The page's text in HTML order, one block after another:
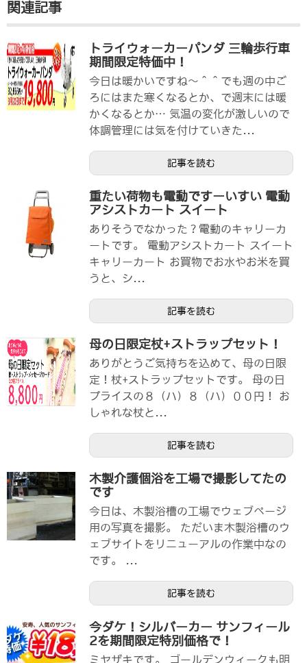
関連記事
トライウォーカーパンダ 三輪歩行車
期間限定特価中！
今日は暖かいですね～＾＾でも週の中ご
ろにはまた寒くなるとか、で週末には暖
かくなるとか… 気温の変化が激しいので
体調管理には気を付けていきた...
記事を読む
重たい荷物も電動ですーいすい 電動
アシストカート スイート
ありそうでなかった？電動のキャリーカ
ートです。 電動アシストカート スイート
キャリーカート お買物でお水やお米を買
うと、シ...
記事を読む
母の日限定杖+ストラップセット！
ありがとうご気持ちを込めて、母の日限
定！杖+ストラップセットです。 母の日
プライスの８（ハ）８（ハ）００円！ お
しゃれな杖と...
記事を読む
木製介護個浴を工場で撮影してたの
です
今日は、木製浴槽の工場でウェブページ
用の写真を撮影。 ただいま木製浴槽のウ
ェブサイトをリニューアルの作業中なの
です。 ...
記事を読む
今ダケ！シルバーカー サンフィール
2を期間限定特別価格で！
ミヤザキです。 ゴールデンウィークも明